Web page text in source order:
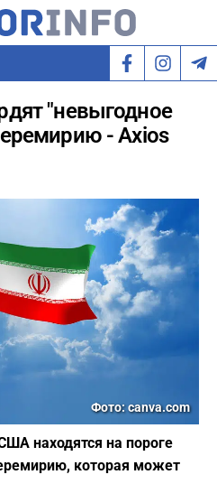
"невыгодное
- Axios
Фото: canva.com
находятся на пороге
которая может